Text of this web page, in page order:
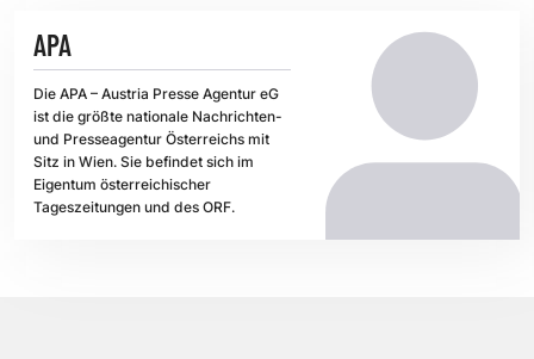
APA
Die APA – Austria Presse Agentur eG
ist die größte nationale Nachrichten-
und Presseagentur Österreichs mit
Sitz in Wien. Sie befindet sich im
Eigentum österreichischer
Tageszeitungen und des ORF.